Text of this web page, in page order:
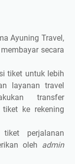
Ayuning Travel,
secara
tiket untuk lebih
layanan travel
transfer
ke rekening
perjalanan
oleh admin